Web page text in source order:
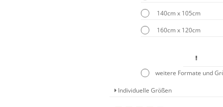
140cm x 105cm
160cm x 120cm
weitere Formate und
Individuelle Größen